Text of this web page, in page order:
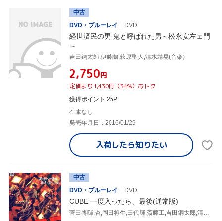
中古
DVD・ブルーレイ
DVD
経世済民の男 鬼と呼ばれた男～松永安左ェ門
～
吉田鋼太郎,伊藤蘭,萩原聖人,清水靖晃(音楽)
¥2,750円
定価より1,430円（34%）おトク
獲得ポイント 25P
在庫なし
発売年月日：2016/01/29
入荷したら知りたい
中古
DVD・ブルーレイ
DVD
CUBE 一度入ったら、最後(通常版)
菅田将暉,杏,岡田将生,田代輝,斎藤工,吉田鋼太郎,清水康彦(監督),やまだ豊(音楽)